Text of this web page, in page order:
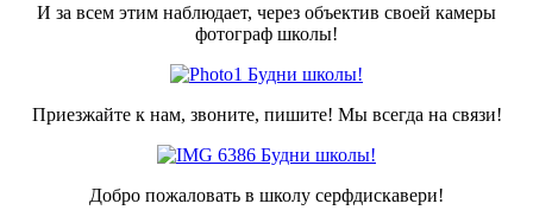
И за всем этим наблюдает, через объектив своей камеры
фотограф школы!
Приезжайте к нам, звоните, пишите! Мы всегда на связи!
Добро пожаловать в школу серфдискавери!